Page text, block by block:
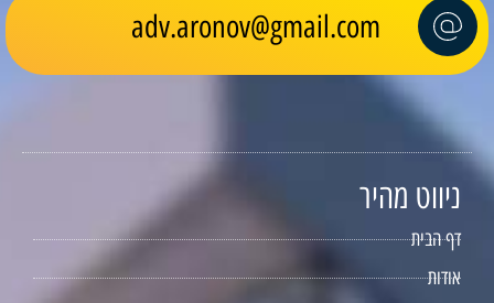
adv.aronov@gmail.com
ניווט מהיר
דף הבית
אודות